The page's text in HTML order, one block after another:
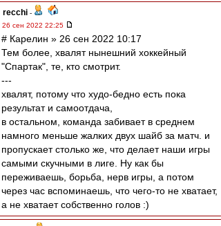
recchi -
26 сен 2022 22:25
# Карелин » 26 сен 2022 10:17
Тем более, хвалят нынешний хоккейный
"Спартак", те, кто смотрит.
---
хвалят, потому что худо-бедно есть пока
результат и самоотдача,
в остальном, команда забивает в среднем
намного меньше жалких двух шайб за матч. и
пропускает столько же, что делает наши игры
самыми скучными в лиге. Ну как бы
переживаешь, борьба, нерв игры, а потом
через час вспоминаешь, что чего-то не хватает,
а не хватает собственно голов :)